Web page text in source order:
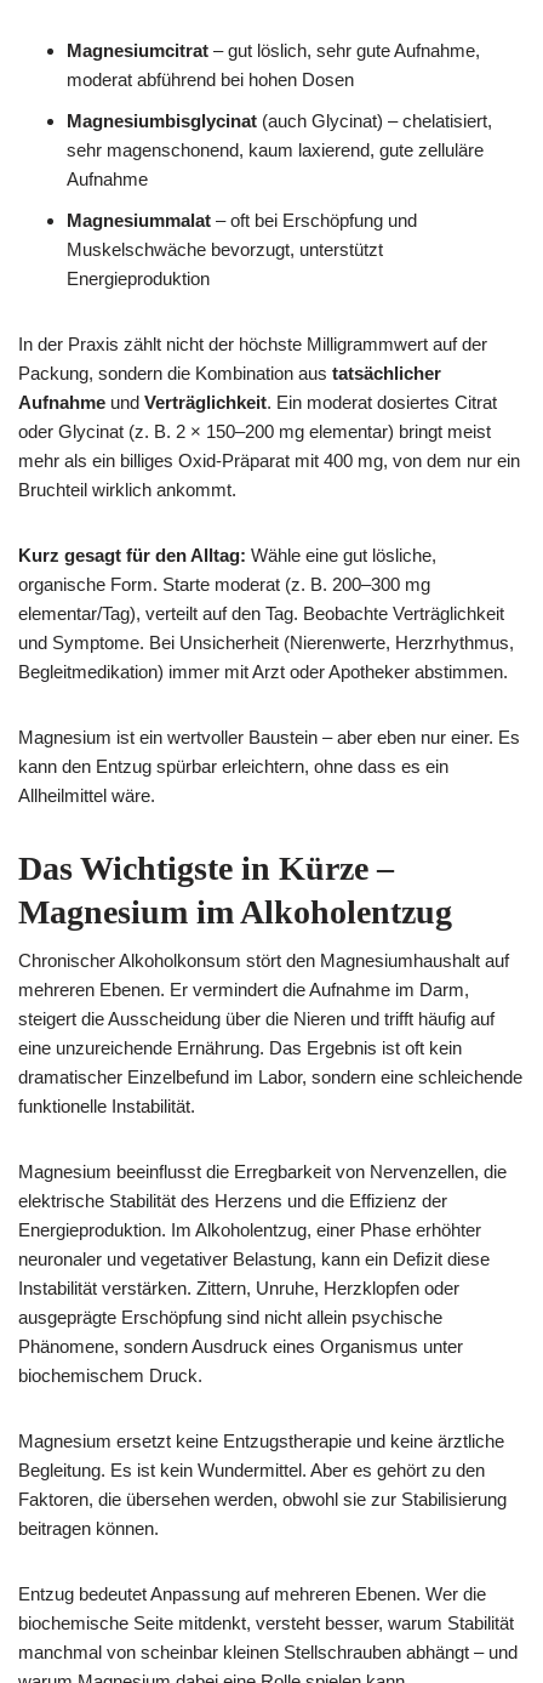
Magnesiumcitrat – gut löslich, sehr gute Aufnahme,
moderat abführend bei hohen Dosen
Magnesiumbisglycinat (auch Glycinat) – chelatisiert,
sehr magenschonend, kaum laxierend, gute zelluläre
Aufnahme
Magnesiummalat – oft bei Erschöpfung und
Muskelschwäche bevorzugt, unterstützt
Energieproduktion
In der Praxis zählt nicht der höchste Milligrammwert auf der
Packung, sondern die Kombination aus tatsächlicher
Aufnahme und Verträglichkeit. Ein moderat dosiertes Citrat
oder Glycinat (z. B. 2 × 150–200 mg elementar) bringt meist
mehr als ein billiges Oxid-Präparat mit 400 mg, von dem nur ein
Bruchteil wirklich ankommt.
Kurz gesagt für den Alltag: Wähle eine gut lösliche,
organische Form. Starte moderat (z. B. 200–300 mg
elementar/Tag), verteilt auf den Tag. Beobachte Verträglichkeit
und Symptome. Bei Unsicherheit (Nierenwerte, Herzrhythmus,
Begleitmedikation) immer mit Arzt oder Apotheker abstimmen.
Magnesium ist ein wertvoller Baustein – aber eben nur einer. Es
kann den Entzug spürbar erleichtern, ohne dass es ein
Allheilmittel wäre.
Das Wichtigste in Kürze –
Magnesium im Alkoholentzug
Chronischer Alkoholkonsum stört den Magnesiumhaushalt auf
mehreren Ebenen. Er vermindert die Aufnahme im Darm,
steigert die Ausscheidung über die Nieren und trifft häufig auf
eine unzureichende Ernährung. Das Ergebnis ist oft kein
dramatischer Einzelbefund im Labor, sondern eine schleichende
funktionelle Instabilität.
Magnesium beeinflusst die Erregbarkeit von Nervenzellen, die
elektrische Stabilität des Herzens und die Effizienz der
Energieproduktion. Im Alkoholentzug, einer Phase erhöhter
neuronaler und vegetativer Belastung, kann ein Defizit diese
Instabilität verstärken. Zittern, Unruhe, Herzklopfen oder
ausgeprägte Erschöpfung sind nicht allein psychische
Phänomene, sondern Ausdruck eines Organismus unter
biochemischem Druck.
Magnesium ersetzt keine Entzugstherapie und keine ärztliche
Begleitung. Es ist kein Wundermittel. Aber es gehört zu den
Faktoren, die übersehen werden, obwohl sie zur Stabilisierung
beitragen können.
Entzug bedeutet Anpassung auf mehreren Ebenen. Wer die
biochemische Seite mitdenkt, versteht besser, warum Stabilität
manchmal von scheinbar kleinen Stellschrauben abhängt – und